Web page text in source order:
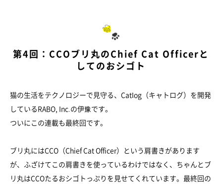
第4回：CCOブリ丸のChief Cat Officerと
してのおシゴト
猫の生活をテクノロジーで見守る、Catlog（キャトログ）を開発
しているRABO, Inc.の伊豫です。
ついにこの連載も最終回です。
ブリ丸にはCCO（Chief Cat Officer）という肩書きがあります
が、ふざけてこの肩書きを使っているわけではなく、ちゃんとブ
リ丸はCCOたるおシゴトっぷりを見せてくれています。最終回の